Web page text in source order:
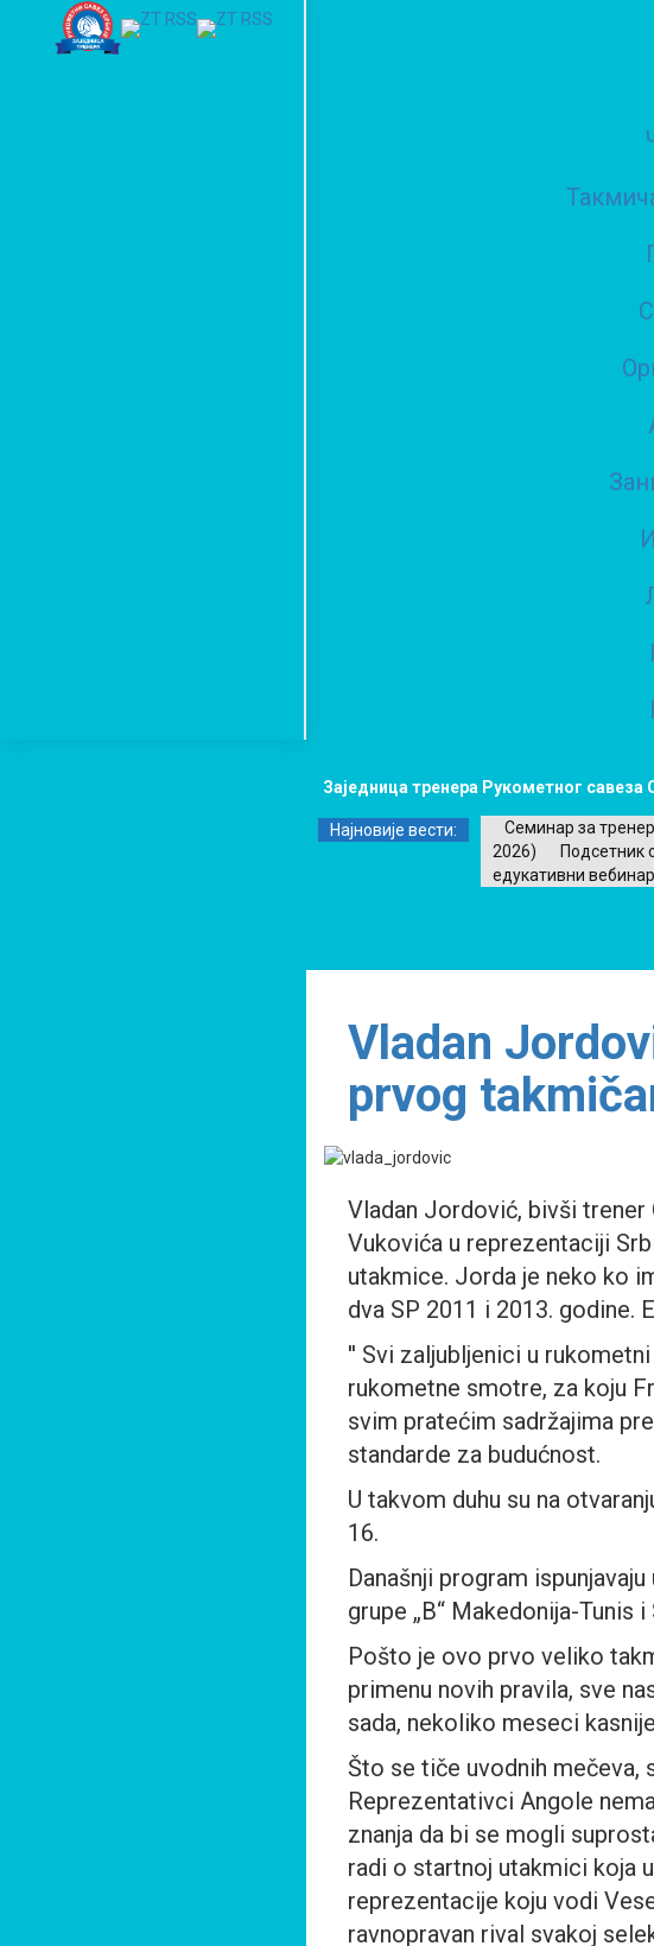
Заједница тренера Рукометног савеза
Најновије вести: Семинар за
2026)
Подсетник
едукативни
Vladan
prvog
Vladan Jordović, bivši trener
Vukovića u reprezentaciji
utakmice. Jorda je neko ko
dva SP 2011 i 2013. godine.
'' Svi zaljubljenici u
rukometne smotre, za koju
svim pratećim sadržajima
standarde za budućnost.
U takvom duhu su na
16.
Današnji program
grupe „B“ Makedonija-Tunis
Pošto je ovo prvo veliko
primenu novih pravila, sve
sada, nekoliko meseci
Što se tiče uvodnih mečeva,
Reprezentativci Angole
znanja da bi se mogli
radi o startnoj utakmici koja
reprezentacije koju vodi
ravnopravan rival svakoj